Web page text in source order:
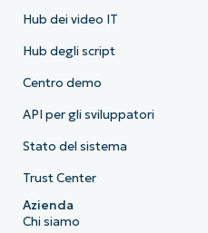
Hub dei video IT
Hub degli script
Centro demo
API per gli sviluppatori
Stato del sistema
Trust Center
Azienda
Chi siamo